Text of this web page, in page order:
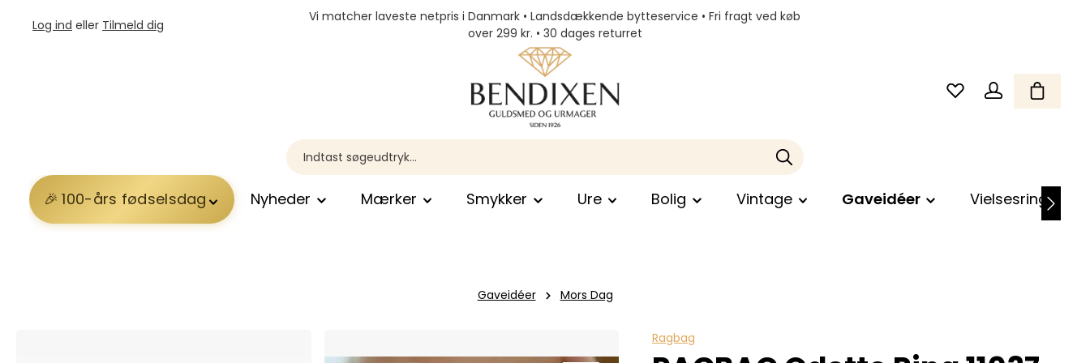
Log ind eller Tilmeld dig
Vi matcher laveste netpris i Danmark • Landsdækkende bytteservice • Fri fragt ved køb
over 299 kr. • 30 dages returret
100-års fødselsdag Nyheder Mærker Smykker Ure Bolig Vintage Gaveidéer Vielsesringe
Gaveidéer Mors Dag
Ragbag